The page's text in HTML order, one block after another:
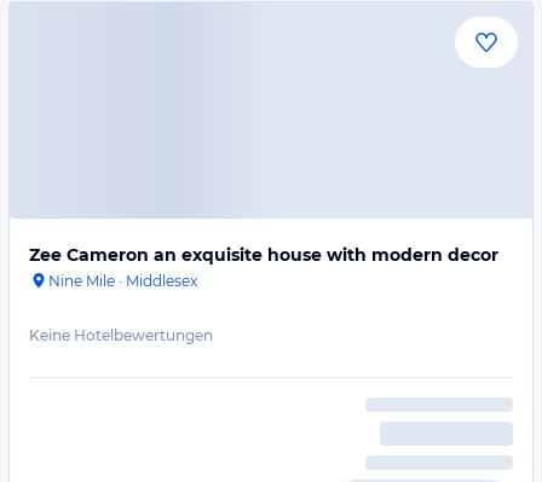
Zee Cameron an exquisite house with modern decor
Nine Mile · Middlesex
Keine Hotelbewertungen